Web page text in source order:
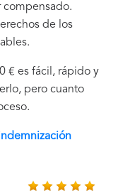
de los
€ es fácil, rápido y
pero cuanto